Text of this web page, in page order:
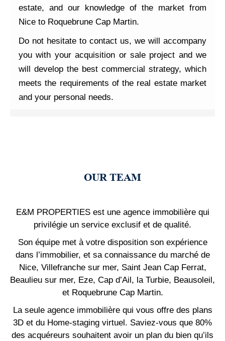
estate, and our knowledge of the market from
Nice to Roquebrune Cap Martin.
Do not hesitate to contact us, we will accompany
you with your acquisition or sale project and we
will develop the best commercial strategy, which
meets the requirements of the real estate market
and your personal needs.
OUR TEAM
E&M PROPERTIES est une agence immobilière qui
privilégie un service exclusif et de qualité.
Son équipe met à votre disposition son expérience
dans l’immobilier, et sa connaissance du marché de
Nice, Villefranche sur mer, Saint Jean Cap Ferrat,
Beaulieu sur mer, Eze, Cap d’Ail, la Turbie, Beausoleil,
et Roquebrune Cap Martin.
La seule agence immobilière qui vous offre des plans
3D et du Home-staging virtuel. Saviez-vous que 80%
des acquéreurs souhaitent avoir un plan du bien qu’ils